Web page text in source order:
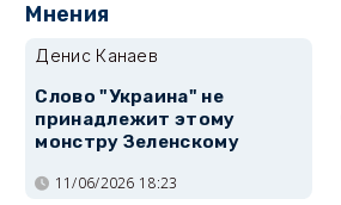
Мнения
Денис Канаев
Слово "Украина" не
принадлежит этому
монстру Зеленскому
11/06/2026 18:23